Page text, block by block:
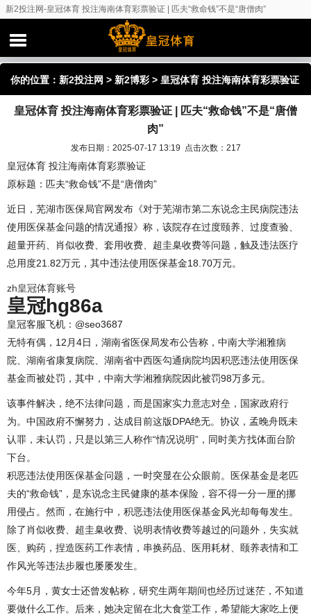
新2投注网-皇冠体育 投注海南体育彩票验证 | 匹夫“救命钱”不是“唐僧肉”
你的位置： 新2投注网 > 新2博彩 > 皇冠体育 投注海南体育彩票验证
| 匹夫“救命钱”不是“唐僧肉”
皇冠体育 投注海南体育彩票验证 | 匹夫“救命钱”不是“唐僧
肉”
发布日期：2025-07-17 13:19 点击次数：217
皇冠体育 投注海南体育彩票验证
原标题：匹夫“救命钱”不是“唐僧肉”
近日，芜湖市医保局官网发布《对于芜湖市第二东说念主民病院违法
使用医保基金问题的情况通报》称，该院存在过度颐养、过度查验、
超量开药、肖似收费、套用收费、超圭臬收费等问题，触及违法医疗
总用度21.82万元，其中违法使用医保基金18.70万元。
zh皇冠体育账号
皇冠hg86a
皇冠客服飞机：@seo3687
无特有偶，12月4日，湖南省医保局发布公告称，中南大学湘雅病
院、湖南省康复病院、湖南省中西医勾通病院均因积恶违法使用医保
基金而被处罚，其中，中南大学湘雅病院因此被罚98万多元。
该事件解决，绝不法律问题，而是国家实力意志对垒，国家政府行
为。中国政府不懈努力，达成目前这版DPA绝无。协议，孟晚舟既未
认罪，未认罚，只是以第三人称作“情况说明”，同时美方找体面台阶
下台。
积恶违法使用医保基金问题，一时突显在公众眼前。医保基金是老匹
夫的“救命钱”，是东说念主民健康的基本保险，容不得一分一厘的挪
用侵占。然而，在施行中，积恶违法使用医保基金风光却每每发生。
除了肖似收费、超圭臬收费、说明表情收费等越过的问题外，失实就
医、购药，捏造医药工作表情，串换药品、医用耗材、颐养表情和工
作风光等违法步履也屡屡发生。
今年5月，黄女士还曾发帖称，研究生两年期间也经历过迷茫，不知道
要做什么工作。后来，她决定留在北大食堂工作，希望能大家吃上便